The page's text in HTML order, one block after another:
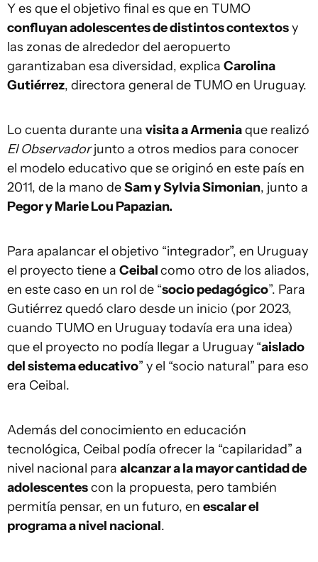
Y es que el objetivo final es que en TUMO
confluyan adolescentes de distintos contextosy
las zonas de alrededor del aeropuerto
garantizaban esa diversidad, explica Carolina
Gutiérrez, directora general de TUMO en Uruguay.
Lo cuenta durante una visita a Armeniaque realizó
El Observadorjunto a otros medios para conocer
el modelo educativo que se originó en este país en
2011, de la mano deSam y Sylvia Simonian, junto a
Pegor y Marie Lou Papazian.
Para apalancar el objetivo “integrador”, en Uruguay
el proyecto tiene a Ceibalcomo otro de los aliados,
en este caso en un rol de “socio pedagógico”. Para
Gutiérrez quedó claro desde un inicio (por 2023,
cuando TUMO en Uruguay todavía era una idea)
que el proyecto no podía llegar a Uruguay “aislado
del sistema educativo” y el “socio natural” para eso
era Ceibal.
Además del conocimiento en educación
tecnológica, Ceibal podía ofrecer la “capilaridad” a
nivel nacional para alcanzar a la mayor cantidad de
adolescentescon la propuesta, pero también
permitía pensar, en un futuro, en escalar el
programa a nivel nacional.